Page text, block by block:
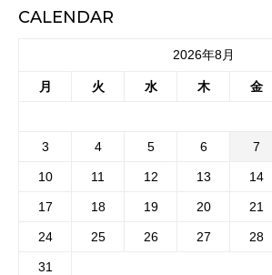
CALENDAR
2026年8月
月 火 水 木 金
3 4 5 6 7
10 11 12 13 14
17 18 19 20 21
24 25 26 27 28
31